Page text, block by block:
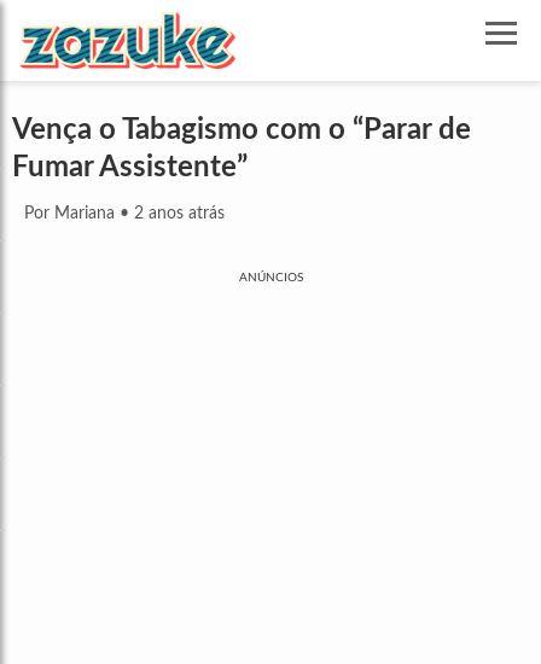
Vença o Tabagismo com o “Parar de
Fumar Assistente”
Por Mariana • 2 anos atrás
ANÚNCIOS